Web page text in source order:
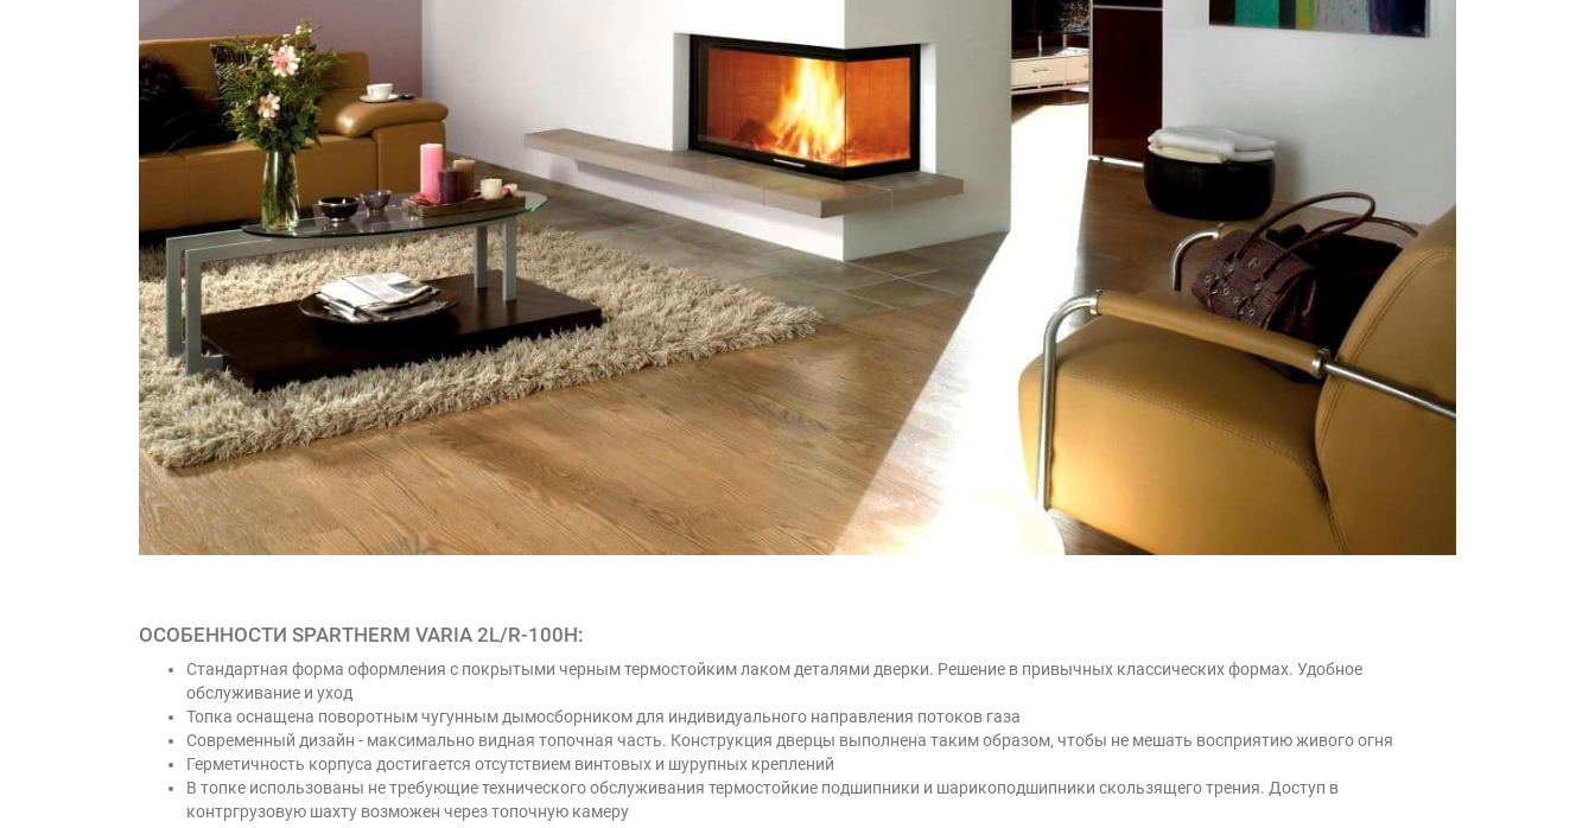
ОСОБЕННОСТИ SPARTHERM VARIA 2L/R-100H:
Стандартная форма оформления с покрытыми черным термостойким лаком деталями дверки. Решение в привычных классических формах. Удобное
обслуживание и уход
Топка оснащена поворотным чугунным дымосборником для индивидуального направления потоков газа
Современный дизайн - максимально видная топочная часть. Конструкция дверцы выполнена таким образом, чтобы не мешать восприятию живого огня
Герметичность корпуса достигается отсутствием винтовых и шурупных креплений
В топке использованы не требующие технического обслуживания термостойкие подшипники и шарикоподшипники скользящего трения. Доступ в
контргрузовую шахту возможен через топочную камеру